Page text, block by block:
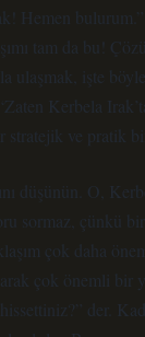
Hemen bulurum.”
tam da bu!
ulaşmak, işte
Kerbela
stratejik ve pratik
düşünün. O,
sormaz, çünkü bir
çok daha
çok önemli bir
der.